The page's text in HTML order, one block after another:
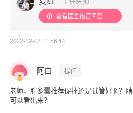
查看医生语音回答
2022-12-02 11:56:44
阿白 提问
老师，胖多囊推荐促排还是试管好啊？
可以看出来？